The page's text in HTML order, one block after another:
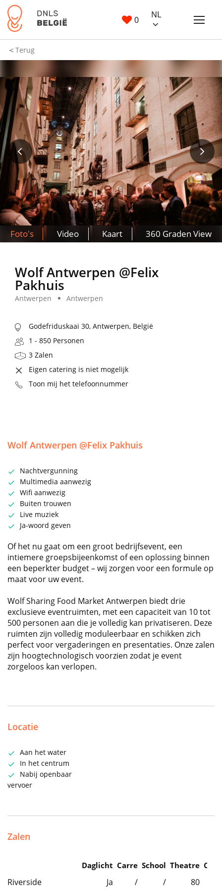
0 NL
Terug
Foto's Video Kaart 360 Graden View
Wolf Antwerpen @Felix
Pakhuis
Antwerpen Antwerpen
Godefriduskaai 30, Antwerpen, België
1 - 850 Personen
3 Zalen
Eigen catering is niet mogelijk
Toon mij het telefoonnummer
Wolf Antwerpen @Felix Pakhuis
Nachtvergunning
Multimedia aanwezig
Wifi aanwezig
Buiten trouwen
Live muziek
Ja-woord geven
Of het nu gaat om een groot bedrijfsevent, een
intiemere groepsbijeenkomst of een oplossing binnen
een beperkter budget – wij zorgen voor een formule op
maat voor uw event.
Wolf Sharing Food Market Antwerpen biedt drie
exclusieve eventruimten, met een capaciteit van 10 tot
500 personen aan die je volledig kan privatiseren. Deze
ruimten zijn volledig moduleerbaar en schikken zich
perfect voor vergaderingen en presentaties. Onze zalen
zijn hoogtechnologisch voorzien zodat je event
zorgeloos kan verlopen.
Locatie
Aan het water
In het centrum
Nabij openbaar
vervoer
Zalen
Daglicht Carre School Theatre
Riverside Ja / / 80